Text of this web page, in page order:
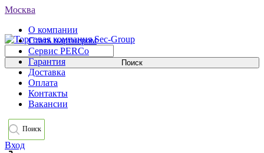
Москва
О компании
Стать партнером
Сервис PERCo
Гарантия
Доставка
Оплата
Контакты
Вакансии
Поиск
Вход